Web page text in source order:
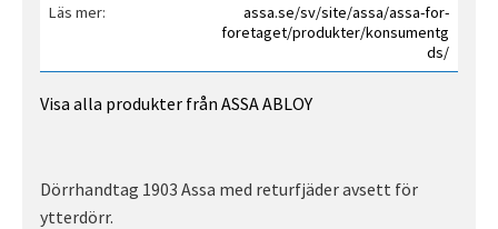
Läs mer
assa.se/sv/site/assa/assa-for-
foretaget/produkter/konsumentg
ds/
Visa alla produkter från ASSA ABLOY
Dörrhandtag 1903 Assa med returfjäder avsett för
ytterdörr.